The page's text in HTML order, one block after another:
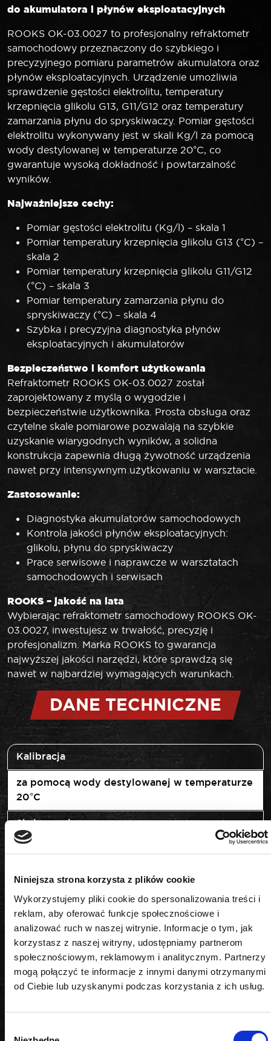
Niniejsza strona korzysta z plików cookie
Wykorzystujemy pliki cookie do spersonalizowania treści i
reklam, aby oferować funkcje społecznościowe i
analizować ruch w naszej witrynie. Informacje o tym, jak
korzystasz z naszej witryny, udostępniamy partnerom
społecznościowym, reklamowym i analitycznym. Partnerzy
mogą połączyć te informacje z innymi danymi otrzymanymi
od Ciebie lub uzyskanymi podczas korzystania z ich usług.
do akumulatora i płynów eksploatacyjnych
ROOKS OK-03.0027 to profesjonalny refraktometr
samochodowy przeznaczony do szybkiego i
precyzyjnego pomiaru parametrów akumulatora oraz
płynów eksploatacyjnych. Urządzenie umożliwia
sprawdzenie gęstości elektrolitu, temperatury
krzepnięcia glikolu G13, G11/G12 oraz temperatury
zamarzania płynu do spryskiwaczy. Pomiar gęstości
elektrolitu wykonywany jest w skali Kg/l za pomocą
wody destylowanej w temperaturze 20°C, co
gwarantuje wysoką dokładność i powtarzalność
wyników.
Najważniejsze cechy:
Pomiar gęstości elektrolitu (Kg/l) – skala 1
Pomiar temperatury krzepnięcia glikolu G13 (°C) –
skala 2
Pomiar temperatury krzepnięcia glikolu G11/G12
(°C) – skala 3
Pomiar temperatury zamarzania płynu do
spryskiwaczy (°C) – skala 4
Szybka i precyzyjna diagnostyka płynów
eksploatacyjnych i akumulatorów
Bezpieczeństwo i komfort użytkowania
Refraktometr ROOKS OK-03.0027 został
zaprojektowany z myślą o wygodzie i
bezpieczeństwie użytkownika. Prosta obsługa oraz
czytelne skale pomiarowe pozwalają na szybkie
uzyskanie wiarygodnych wyników, a solidna
konstrukcja zapewnia długą żywotność urządzenia
nawet przy intensywnym użytkowaniu w warsztacie.
Zastosowanie:
Diagnostyka akumulatorów samochodowych
Kontrola jakości płynów eksploatacyjnych:
glikolu, płynu do spryskiwaczy
Prace serwisowe i naprawcze w warsztatach
samochodowych i serwisach
ROOKS – jakość na lata
Wybierając refraktometr samochodowy ROOKS OK-
03.0027, inwestujesz w trwałość, precyzję i
profesjonalizm. Marka ROOKS to gwarancja
najwyższej jakości narzędzi, które sprawdzą się
nawet w najbardziej wymagających warunkach.
DANE TECHNICZNE
Kalibracja
za pomocą wody destylowanej w temperaturze
20°C
Skale pomiarowe
temperatura krzepnięcia glikolu G11/G12
(°C)Skala 4: temperatura zamarzania płynu do
spryskiwaczy (°C)
PODOBNE PRODUKTY